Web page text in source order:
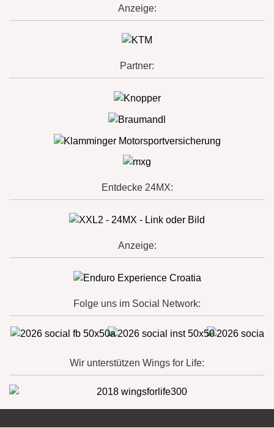
Anzeige:
Partner:
Entdecke 24MX:
Anzeige:
Folge uns im Social Network:
Wir unterstützen Wings for Life: